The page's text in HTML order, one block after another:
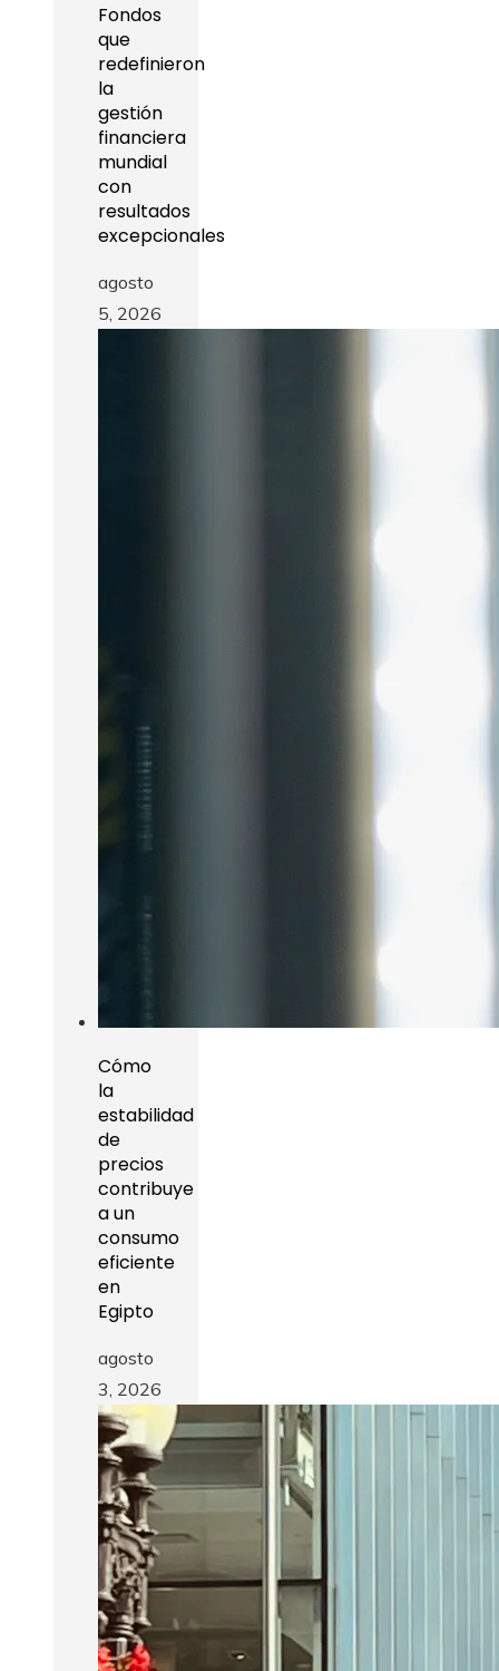
Fondos
que
redefinieron
la
gestión
financiera
mundial
con
resultados
excepcionales
agosto
5, 2026
Cómo
la
estabilidad
de
precios
contribuye
a un
consumo
eficiente
en
Egipto
agosto
3, 2026